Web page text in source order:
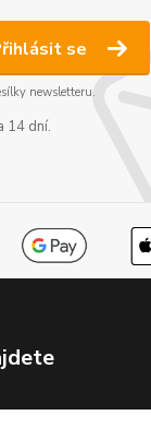
se
newsletteru.
14 dní.